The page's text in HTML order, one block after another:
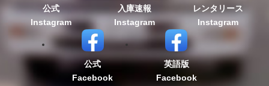
公式
Instagram
入庫速報
Instagram
レンタリース
Instagram
公式
Facebook
英語版
Facebook